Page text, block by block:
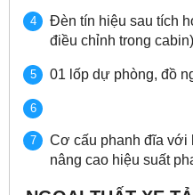
Đèn tín hiệu sau tích
điều chỉnh trong cabin)
01 lốp dự phòng, đồ
Cơ cấu phanh đĩa với
nâng cao hiệu suất